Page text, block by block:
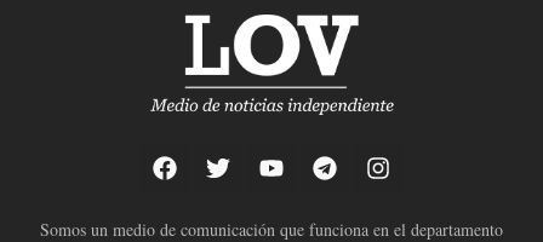
Somos un medio de comunicación que funciona en el departamento